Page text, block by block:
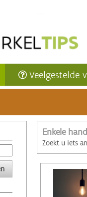
Veelgestelde
Enkele
Zoekt u iets